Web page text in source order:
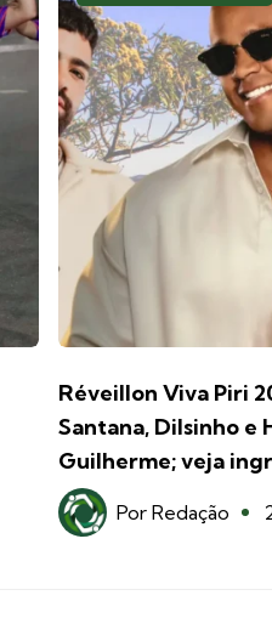
Réveillon Viva Piri
Santana, Dilsinho e
Guilherme; veja
PorRedação